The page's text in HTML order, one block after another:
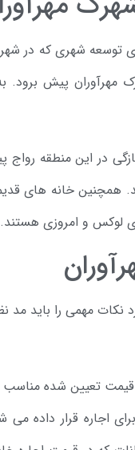
توسعه شهری که در
پیش برود.
در این منطقه رواج
همچنین خانه های
لوکس و امروزی هستند.
نکات مهمی را باید مد
تعیین شده مناسب
اجاره قرار داده